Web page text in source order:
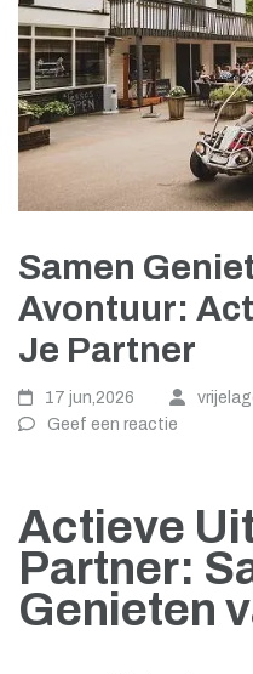
Samen
Avontuur:
Je Partner
17 jun,2026
Geef een reactie
Actieve
Partner:
Genieten